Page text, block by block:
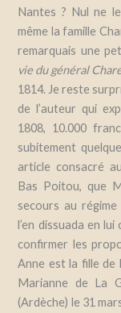
Nantes ? Nul ne
même la famille
remarquais une
vie du général
1814. Je reste
de l’auteur qui
1808, 10.000
subitement
article consacré
Bas Poitou, que
secours au
l’en dissuada en
confirmer les
Anne est la fille
Marianne de La
(Ardèche) le 31